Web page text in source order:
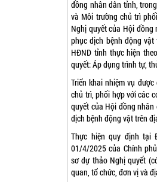
đồng nhân dân tỉnh,
và Môi trường chủ trì
Nghị quyết của Hội
phục dịch bệnh động
HĐND tỉnh thực hiện
quyết: Áp dụng trình tự,
Triển khai nhiệm vụ
chủ trì, phối hợp với các
quyết của Hội đồng
dịch bệnh động vật trên
Thực hiện quy định tại
01/4/2025 của Chính
sơ dự thảo Nghị quyết
quan, tổ chức, đơn vị và